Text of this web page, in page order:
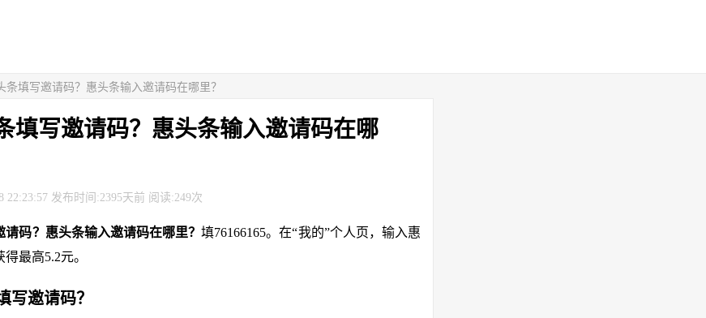
条填写邀请码？惠头条输入邀请码在哪里？
填写邀请码？惠头条输入邀请码在哪
22:23:57 发布时间:2395天前 阅读:249次
请码？惠头条输入邀请码在哪里？填76166165。在“我的”个人页，输入惠
最高5.2元。
写邀请码？